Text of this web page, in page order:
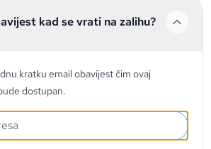
kad se vrati na zalihu?
kratku email obavijest čim ovaj
dostupan.